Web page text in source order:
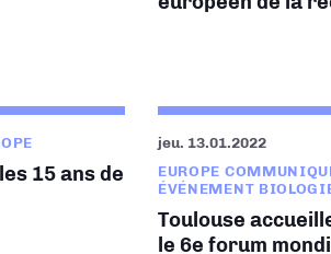
15 ans de
jeu. 13.01.2022
EUROPE
ÉVÉNEMENT
Toulouse
le 6e forum